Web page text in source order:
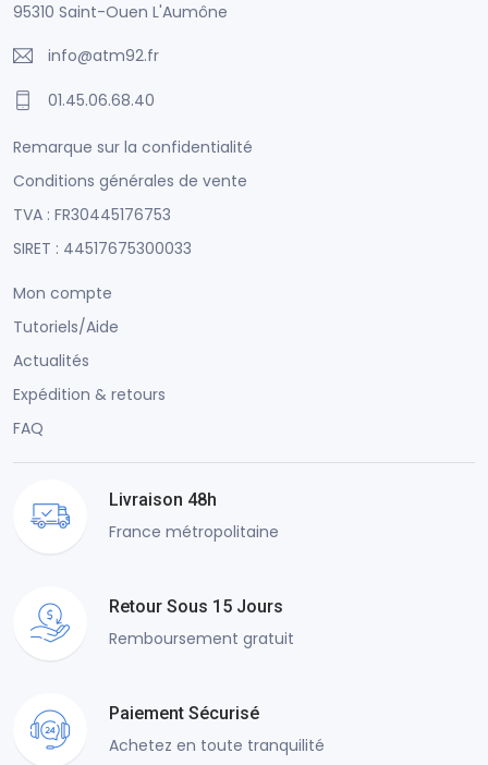
95310 Saint-Ouen L'Aumône
info@atm92.fr
01.45.06.68.40
Remarque sur la confidentialité
Conditions générales de vente
TVA : FR30445176753
SIRET : 44517675300033
Mon compte
Tutoriels/Aide
Actualités
Expédition & retours
FAQ
Livraison 48h
France métropolitaine
Retour Sous 15 Jours
Remboursement gratuit
Paiement Sécurisé
Achetez en toute tranquilité